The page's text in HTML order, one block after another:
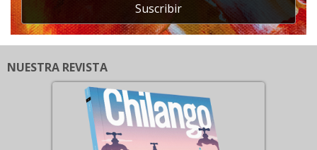
Suscribir
NUESTRA REVISTA